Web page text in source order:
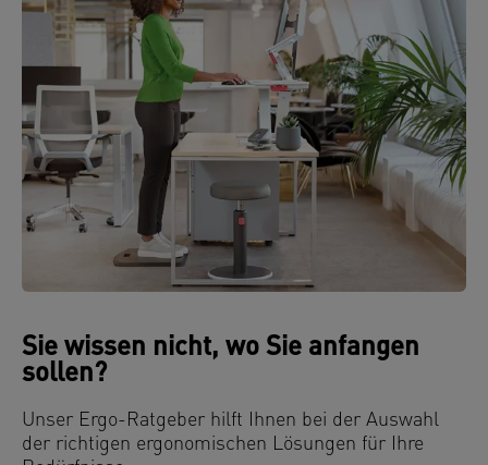
Sie wissen nicht, wo Sie anfangen
sollen?
Unser Ergo-Ratgeber hilft Ihnen bei der Auswahl
der richtigen ergonomischen Lösungen für Ihre